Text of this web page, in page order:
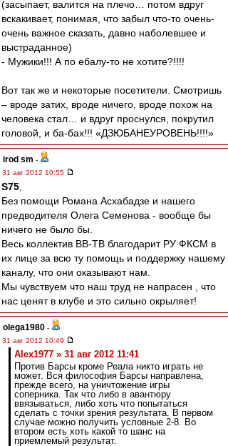
(засыпает, валится на плечо… потом вдруг
вскакивает, понимая, что забыл что-то очень-
очень важное сказать, давно наболевшее и
выстраданное)
- Мужики!!! А по ебалу-то не хотите?!!!!
Вот так же и некоторые посетители. Смотришь
– вроде затих, вроде ничего, вроде похож на
человека стал… и вдруг проснулся, покрутил
головой, и ба-бах!!! «ДЗЮБАНЕУРОВЕНЬ!!!!»
irod sm -
31 авг 2012 10:55
S75
Без помощи Романа Асхабадзе и нашего
предводителя Олега Семенова - вообще бы
ничего не было бы.
Весь коллектив ВВ-ТВ благодарит РУ ФКСМ в
их лице за всю ту помощь и поддержку нашему
каналу, что они оказывают нам.
Мы чувствуем что наш труд не напрасен , что
нас ценят в клубе и это сильно окрыляет!
olega1980 -
31 авг 2012 10:49
Alex1977 » 31 авг 2012 11:41
Против Барсы кроме Реала никто играть не
может. Вся философия Барсы направлена,
прежде всего, на уничтожение игры
соперника. Так что либо в авантюру
ввязываться, либо хоть что попытаться
сделать с точки зрения результата. В первом
случае можно получить условные 2-8. Во
втором есть хоть какой то шанс на
приемлемый результат.